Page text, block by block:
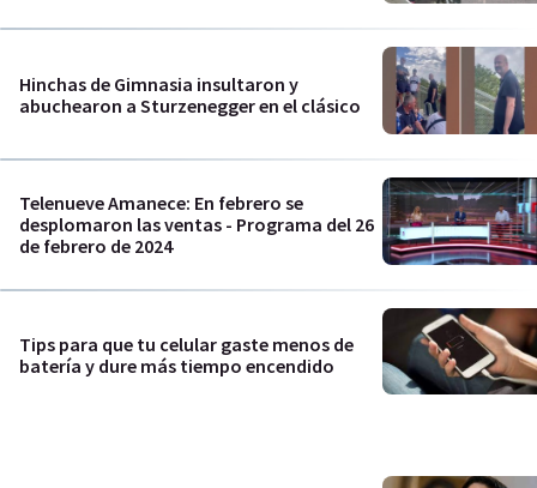
Hinchas de Gimnasia insultaron y
abuchearon a Sturzenegger en el clásico
Telenueve Amanece: En febrero se
desplomaron las ventas - Programa del 26
de febrero de 2024
Tips para que tu celular gaste menos de
batería y dure más tiempo encendido